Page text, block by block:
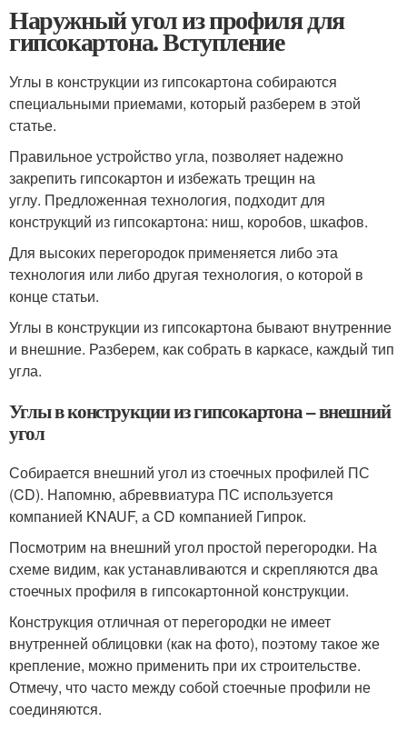
Наружный угол из профиля для
гипсокартона. Вступление
Углы в конструкции из гипсокартона собираются
специальными приемами, который разберем в этой
статье.
Правильное устройство угла, позволяет надежно
закрепить гипсокартон и избежать трещин на
углу. Предложенная технология, подходит для
конструкций из гипсокартона: ниш, коробов, шкафов.
Для высоких перегородок применяется либо эта
технология или либо другая технология, о которой в
конце статьи.
Углы в конструкции из гипсокартона бывают внутренние
и внешние. Разберем, как собрать в каркасе, каждый тип
угла.
Углы в конструкции из гипсокартона – внешний
угол
Собирается внешний угол из стоечных профилей ПС
(CD). Напомню, абреввиатура ПС используется
компанией KNAUF, а CD компанией Гипрок.
Посмотрим на внешний угол простой перегородки. На
схеме видим, как устанавливаются и скрепляются два
стоечных профиля в гипсокартонной конструкции.
Конструкция отличная от перегородки не имеет
внутренней облицовки (как на фото), поэтому такое же
крепление, можно применить при их строительстве.
Отмечу, что часто между собой стоечные профили не
соединяются.